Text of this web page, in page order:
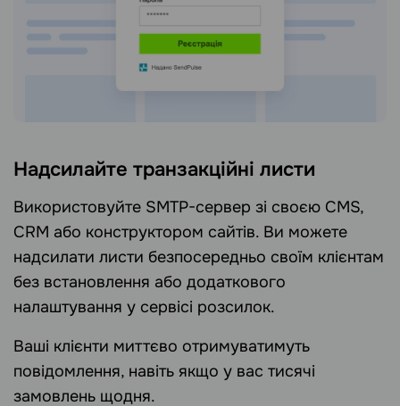
Надсилайте транзакційні листи
Використовуйте SMTP-сервер зі своєю CMS,
CRM або конструктором сайтів. Ви можете
надсилати листи безпосередньо своїм клієнтам
без встановлення або додаткового
налаштування у сервісі розсилок.
Ваші клієнти миттєво отримуватимуть
повідомлення, навіть якщо у вас тисячі
замовлень щодня.